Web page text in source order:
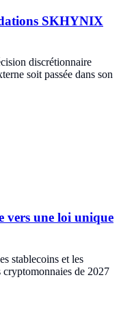
SKHYNIX
discrétionnaire
soit passée dans son
vers une loi unique
stablecoins et les
cryptomonnaies de 2027